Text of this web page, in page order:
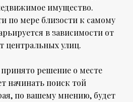
имущество.
по мере близости к самому
в зависимости от
центральных улиц.
решение о месте
начинать поиск той
по вашему мнению, будет